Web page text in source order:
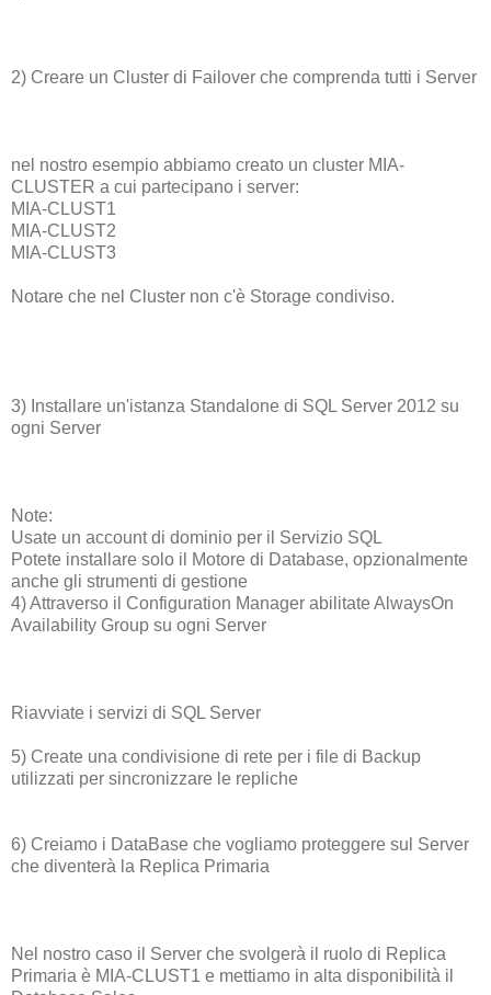
2) Creare un Cluster di Failover che comprenda tutti i Server
nel nostro esempio abbiamo creato un cluster MIA-
CLUSTER a cui partecipano i server:
MIA-CLUST1
MIA-CLUST2
MIA-CLUST3
Notare che nel Cluster non c'è Storage condiviso.
3) Installare un'istanza Standalone di SQL Server 2012 su
ogni Server
Note:
Usate un account di dominio per il Servizio SQL
Potete installare solo il Motore di Database, opzionalmente
anche gli strumenti di gestione
4) Attraverso il Configuration Manager abilitate AlwaysOn
Availability Group su ogni Server
Riavviate i servizi di SQL Server
5) Create una condivisione di rete per i file di Backup
utilizzati per sincronizzare le repliche
6) Creiamo i DataBase che vogliamo proteggere sul Server
che diventerà la Replica Primaria
Nel nostro caso il Server che svolgerà il ruolo di Replica
Primaria è MIA-CLUST1 e mettiamo in alta disponibilità il